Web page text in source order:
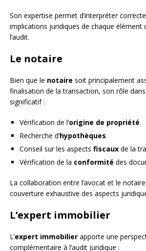
Son expertise permet d’interpréter
implications juridiques de chaque élément
l’audit.
Le notaire
Bien que le notaire soit principalement
finalisation de la transaction, son rôle dans
significatif :
Vérification de l’origine de propriété
Recherche d’hypothèques
Conseil sur les aspects fiscaux de la
Vérification de la conformité des
La collaboration entre l’avocat et le
couverture exhaustive des aspects
L’expert immobilier
L’expert immobilier apporte une
complémentaire à l’audit juridique :